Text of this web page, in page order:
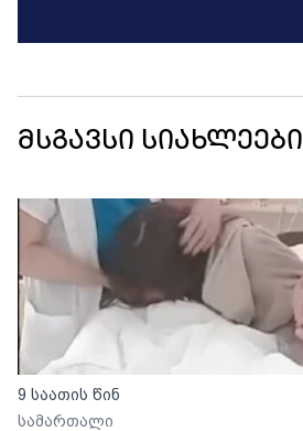
მსგავსი სიახლეები
9 საათის წინ
სამართალი